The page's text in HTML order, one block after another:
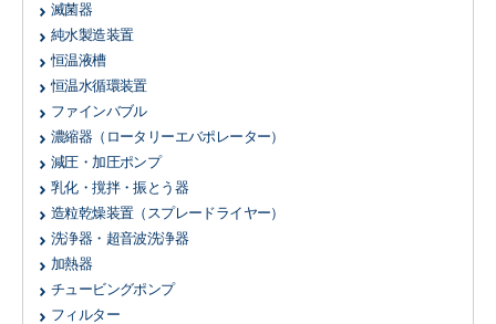
滅菌器
純水製造装置
恒温液槽
恒温水循環装置
ファインバブル
濃縮器（ロータリーエバポレーター）
減圧・加圧ポンプ
乳化・撹拌・振とう器
造粒乾燥装置（スプレードライヤー）
洗浄器・超音波洗浄器
加熱器
チュービングポンプ
フィルター